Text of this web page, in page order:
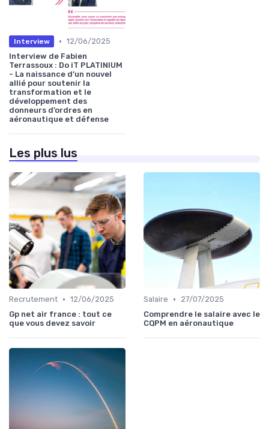
Interview • 12/06/2025
Interview de Fabien
Terrassoux : Do iT PLATINIUM
- La naissance d’un nouvel
allié pour soutenir la
transformation et le
développement des
donneurs d’ordres en
aéronautique et défense
Les plus lus
Recrutement • 12/06/2025
Gp net air france : tout ce
que vous devez savoir
Salaire •
27/07/2025
Comprendre le salaire avec le
CQPM en aéronautique